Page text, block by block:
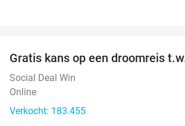
Gratis kans op een droomreis
Social Deal Win
Online
Verkocht: 183.455